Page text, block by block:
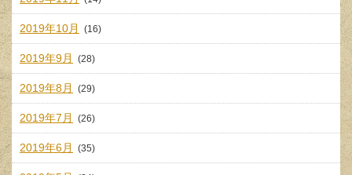
2019年10月 (16)
2019年9月 (28)
2019年8月 (29)
2019年7月 (26)
2019年6月 (35)